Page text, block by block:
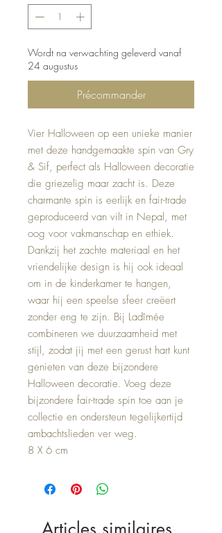
Wordt na verwachting geleverd vanaf
24 augustus
Précommander
Vier Halloween op een unieke manier
met deze handgemaakte spin van Gry
& Sif, perfect als Halloween decoratie
die griezelig maar zacht is. Deze
charmante spin is eerlijk en fair-trade
geproduceerd van vilt in Nepal, met
oog voor vakmanschap en ethiek.
Dankzij het zachte materiaal en het
vriendelijke design is hij ook ideaal
om in de kinderkamer te hangen,
waar hij een speelse sfeer creëert
zonder eng te zijn. Bij Ladîmée
combineren we duurzaamheid met
stijl, zodat jij met een gerust hart kunt
genieten van deze bijzondere
Halloween decoratie. Voeg deze
bijzondere fair-trade spin toe aan je
collectie en ondersteun tegelijkertijd
ambachtslieden ver weg.
8 X 6 cm